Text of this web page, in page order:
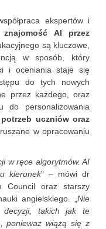
ekspertów i
znajomość AI przez
są kluczowe,
w sposób, który
i oceniania staje się
do tych nowych
przez każdego, oraz
do personalizowania
uczniów oraz
w opracowaniu
w ręce algorytmów. AI
kierunek” – mówi dr
Council oraz starszy
angielskiego. „ Nie
decyzji, takich jak te
ponieważ wiążą się z